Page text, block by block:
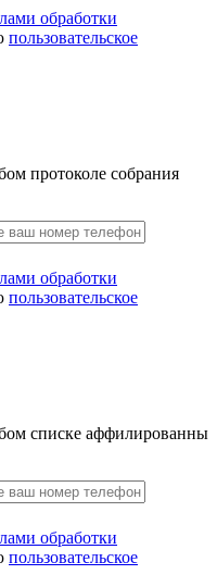
обработки
пользовательское
протоколе собрания
обработки
пользовательское
списке аффилированны
обработки
пользовательское